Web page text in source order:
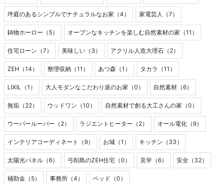
坪庭のあるシンプルでナチュラルなお家（4） 家電芸人（7）
鋳物ホーロー（5） オープンなキッチンを楽しむ自然素材の家（11）
住宅ローン（7） 美味しい（3） アクリル人造大理石（2）
ZEH（14） 整理収納（11） あつ森（1） タカラ（11）
LIXIL（1） 大人モダンなこだわり派のお家（0） 自然素材（6）
無垢（22） ウッドワン（10） 自然素材で創る大工さんの家（0）
ウーパールーパー（2） ラジエントヒーター（2） オール電化（9）
インテリアコーディネート（9） お城（1） キッチン（33）
太陽光パネル（6） 弓削島のZEH住宅（0） 見学（6） 安全（32）
補助金（5） 事務所（4） ベッド（0）